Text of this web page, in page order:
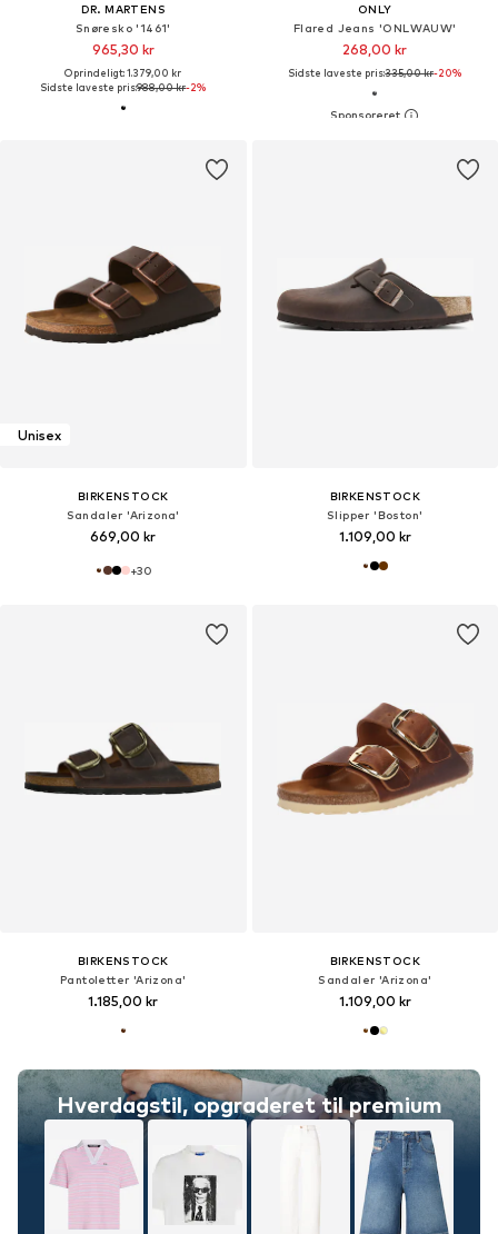
DR. MARTENS
Snøresko '1461'
965,30 kr
Oprindeligt: 1.379,00 kr
Sidste laveste pris:988,00 kr-2%
ONLY
Flared Jeans 'ONLWAUW'
268,00 kr
Sidste laveste pris:335,00 kr-20%
Unisex
BIRKENSTOCK
Sandaler 'Arizona'
669,00 kr
+30
BIRKENSTOCK
Slipper 'Boston'
1.109,00 kr
BIRKENSTOCK
Pantoletter 'Arizona'
1.185,00 kr
Hverdagstil, opgraderet til premium
BIRKENSTOCK
Sandaler 'Arizona'
1.109,00 kr